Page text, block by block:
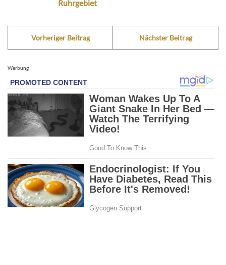
Ruhrgebiet
Vorheriger Beitrag Nächster Beitrag
Werbung